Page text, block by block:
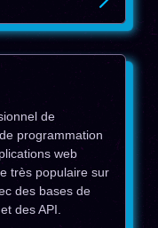
de
programmation
web
très populaire sur
des bases de
des API.